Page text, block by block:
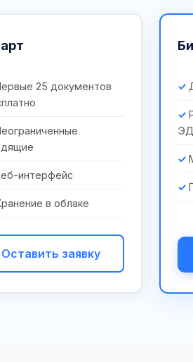
25 документов
интерфейс
в облаке
Оставить заявку